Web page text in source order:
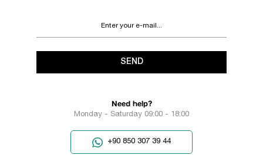
SEND
Need help?
Monday - Saturday 09:00 - 18:00
+90 850 307 39 44